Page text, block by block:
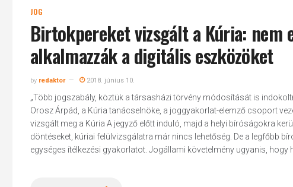
JOG
Birtokpereket vizsgált a Kúria: nem
alkalmazzák a digitális eszközöket
by redaktor 2018. június 10.
„Több jogszabály, köztük a társasházi törvény módosítását is
Orosz Árpád, a Kúria tanácselnöke, a joggyakorlat-elemző csoport
vizsgált meg a Kúria A jegyző előtt induló, majd a helyi bíróságokra
döntéseket, kúriai felülvizsgálatra már nincs lehetőség. De a legfőbb
egységes ítélkezési gyakorlatot. Jogállami követelmény ugyanis, hogy